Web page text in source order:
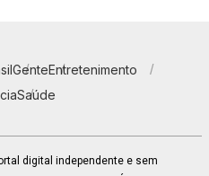
GenteEntretenimento
Saúde
digital independente e sem